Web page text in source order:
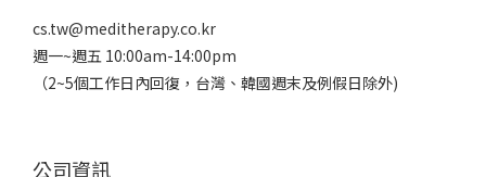
cs.tw@meditherapy.co.kr
週一~週五 10:00am-14:00pm
（2~5個工作日內回復，台灣、韓國週末及例假日除外)
公司資訊